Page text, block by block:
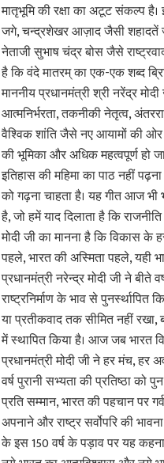
मातृभूमि की रक्षा का अटूट संकल्प
जगे, चन्द्रशेखर आज़ाद जैसी शहादतें
नेताजी सुभाष चंद्र बोस जैसे
है कि वंदे मातरम् का एक-एक शब्द
माननीय प्रधानमंत्री श्री नरेंद्र
आत्मनिर्भरता, तकनीकी नेतृत्व,
वैश्विक शांति जैसे नए आयामों की
की भूमिका और अधिक महत्वपूर्ण हो
इतिहास की महिमा का पाठ नहीं
को गढ़ना चाहता है। यह गीत आज
है, जो हमें याद दिलाता है कि राजनीति
मोदी जी का मानना है कि विकास के
पहले, भारत की अस्मिता पहले, यही
प्रधानमंत्री नरेन्द्र मोदी जी ने
राष्ट्रनिर्माण के भाव से
या प्रतीकवाद तक सीमित नहीं
में स्थापित किया है। आज जब भारत
प्रधानमंत्री मोदी जी ने हर मंच, हर
वर्ष पुरानी सभ्यता की प्रतिष्ठा को
प्रति सम्मान, भारत की पहचान पर
अपनाने और राष्ट्र सर्वोपरि की
के इस 150 वर्ष के पड़ाव पर यह